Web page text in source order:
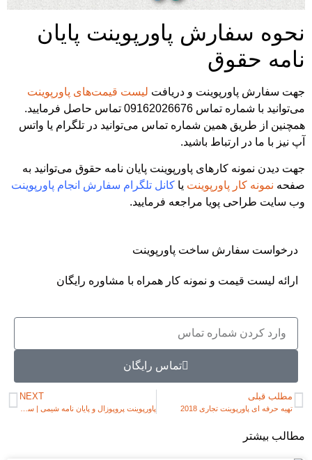
نحوه سفارش پاورپوینت پایان
نامه حقوق
جهت سفارش پاورپوینت و دریافت لیست قیمت‌های پاورپوینت
می‌توانید با شماره تماس 09162026676 تماس حاصل فرمایید.
همچنین از طریق همین شماره تماس می‌توانید در تلگرام یا واتس
آپ نیز با ما در ارتباط باشید.
جهت دیدن نمونه کارهای پاورپوینت پایان نامه حقوق می‌توانید به
صفحه نمونه کار پاورپوینت یا کانل تلگرام سفارش انجام پاورپوینت
وب سایت طراحی پویا مراجعه فرمایید.
درخواست سفارش ساخت پاورپوینت
ارائه لیست قیمت و نمونه کار همراه با مشاوره رایگان
تماس رایگان
مطلب قبلی
تهیه حرفه ای پاورپوینت تجاری 2018
NEXT
مطالب بیشتر